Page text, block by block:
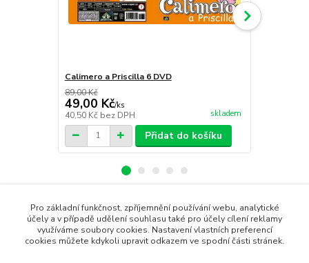
Calimero a Priscilla 6 DVD
89,00 Kč
49,00 Kč/ks
40,50 Kč bez DPH skladem
Přidat do košíku
Zboží zařazeno v kategoriích
DVD filmy
Pro základní funkčnost, zpříjemnění používání webu, analytické
účely a v případě udělení souhlasu také pro účely cílení reklamy
využíváme soubory cookies. Nastavení vlastních preferencí
cookies můžete kdykoli upravit odkazem ve spodní části stránek.